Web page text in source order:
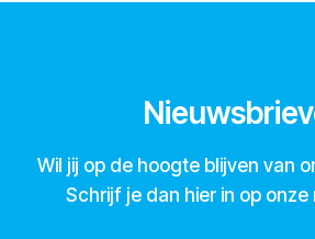
Wil jij op de hoogte blijven van
Schrijf je dan hier in op onze